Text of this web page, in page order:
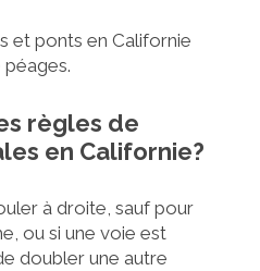
et ponts en Californie
règles de
en Californie?
à droite, sauf pour
ou si une voie est
doubler une autre